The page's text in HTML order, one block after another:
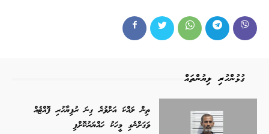
ގުޅުންހުރި ލިޔުންތައް
ތިން ލައްކަ އަށްވުރެ ގިނަ ރުފިޔާހުރި ފޮއްޓެއް
ވަގަށްނެގި މީހަކު ހައްޔަރުކޮށްފި